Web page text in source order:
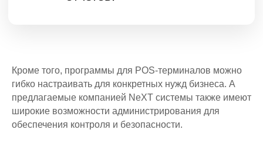
Кроме того, программы для POS-терминалов можно
гибко настраивать для конкретных нужд бизнеса. А
предлагаемые компанией NeXT системы также имеют
широкие возможности администрирования для
обеспечения контроля и безопасности.